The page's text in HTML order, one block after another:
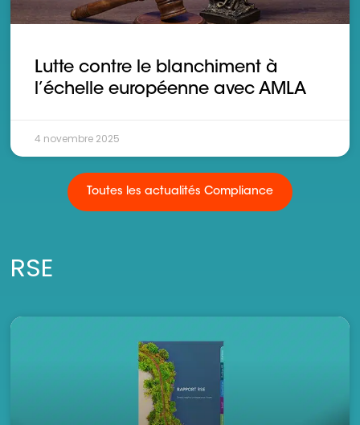
Lutte contre le blanchiment à
l’échelle européenne avec AMLA
4 novembre 2025
Toutes les actualités Compliance
RSE